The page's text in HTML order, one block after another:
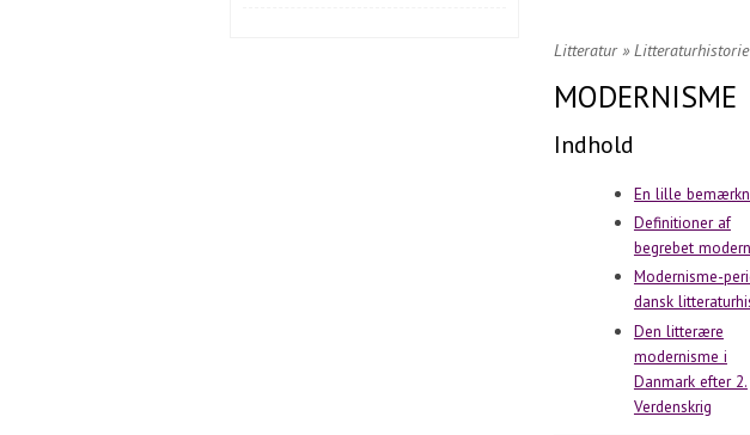
Litteratur»Litteraturhistorie
MODERNISME
Indhold
En lille
Definitioner af
begrebet
Modernisme-
dansk
Den litterære
modernisme i
Danmark efter 2.
Verdenskrig